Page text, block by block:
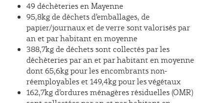
49 déchèteries en Mayenne
95,8kg de déchets d’emballages, de
papier/journaux et de verre sont valorisés par
an et par habitant en moyenne
388,7kg de déchets sont collectés par les
déchèteries par an et par habitant en moyenne
dont 65,6kg pour les encombrants non-
réemployables et 149,4kg pour les végétaux
162,7kg d’ordures ménagères résiduelles (OMR)